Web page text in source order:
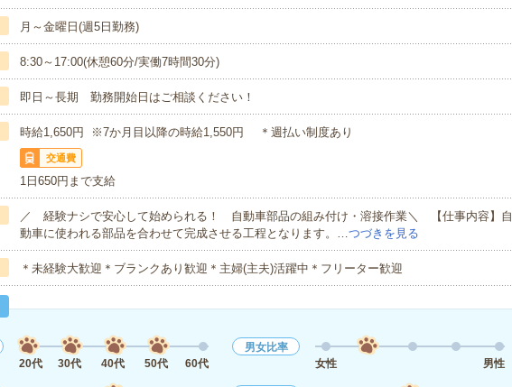
月～金曜日(週5日勤務)
8:30～17:00(休憩60分/実働7時間30分)
即日～長期 勤務開始日はご相談ください！
時給1,650円 ※7か月目以降の時給1,550円 ＊週払い制度あり
交通費
1日650円まで支給
／ 経験ナシで安心して始められる！ 自動車部品の組み付け・溶接作業＼ 【仕事内容】自
動車に使われる部品を合わせて完成させる工程となります。…つづきを見る
＊未経験大歓迎＊ブランクあり歓迎＊主婦(主夫)活躍中＊フリーター歓迎
20代
30代 40代 50代 60代
男女比率
女性
男性